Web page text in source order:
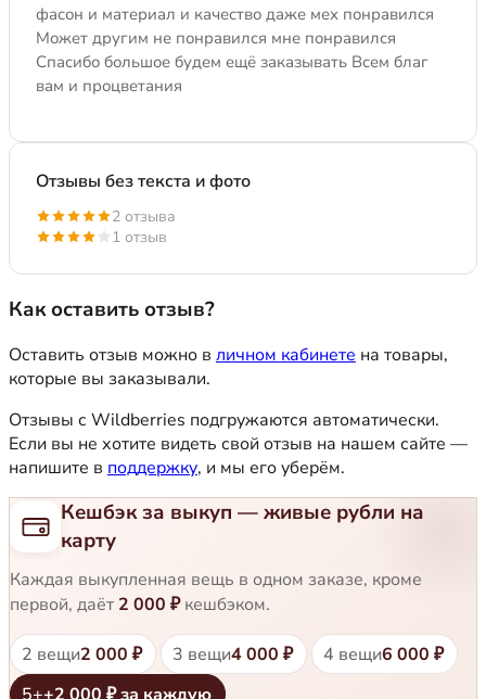
фасон и материал и качество даже мех понравился
Может другим не понравился мне понравился
Спасибо большое будем ещё заказывать Всем благ
вам и процветания
Отзывы без текста и фото
2 отзыва
1 отзыв
Как оставить отзыв?
Оставить отзыв можно в личном кабинете на товары,
которые вы заказывали.
Отзывы с Wildberries подгружаются автоматически.
Если вы не хотите видеть свой отзыв на нашем сайте —
напишите в поддержку, и мы его уберём.
Кешбэк за выкуп — живые рубли на
карту
Каждая выкупленная вещь в одном заказе, кроме
первой, даёт 2 000 ₽кешбэком.
2 вещи2 000 ₽ 3 вещи4 000 ₽ 4 вещи6 000 ₽